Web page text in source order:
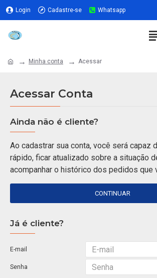
Login Cadastre-se Whatsapp
Minha conta Acessar
Acessar Conta
Ainda não é cliente?
Ao cadastrar sua conta, você será capaz
rápido, ficar atualizado sobre a situação
acompanhar o histórico dos pedidos que
CONTINUAR
Já é cliente?
E-mail
Senha